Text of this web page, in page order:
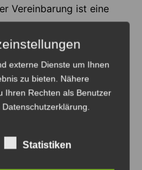
Vereinbarung ist eine
Gesundheitsdienstes mit
Euro durch den Bund
sollen bei den Ländern
Stellen geschaffen
in den
und die
werden.
externe Dienste um Ihnen
zu bieten. Nähere
Ihren Rechten als Benutzer
Statistiken